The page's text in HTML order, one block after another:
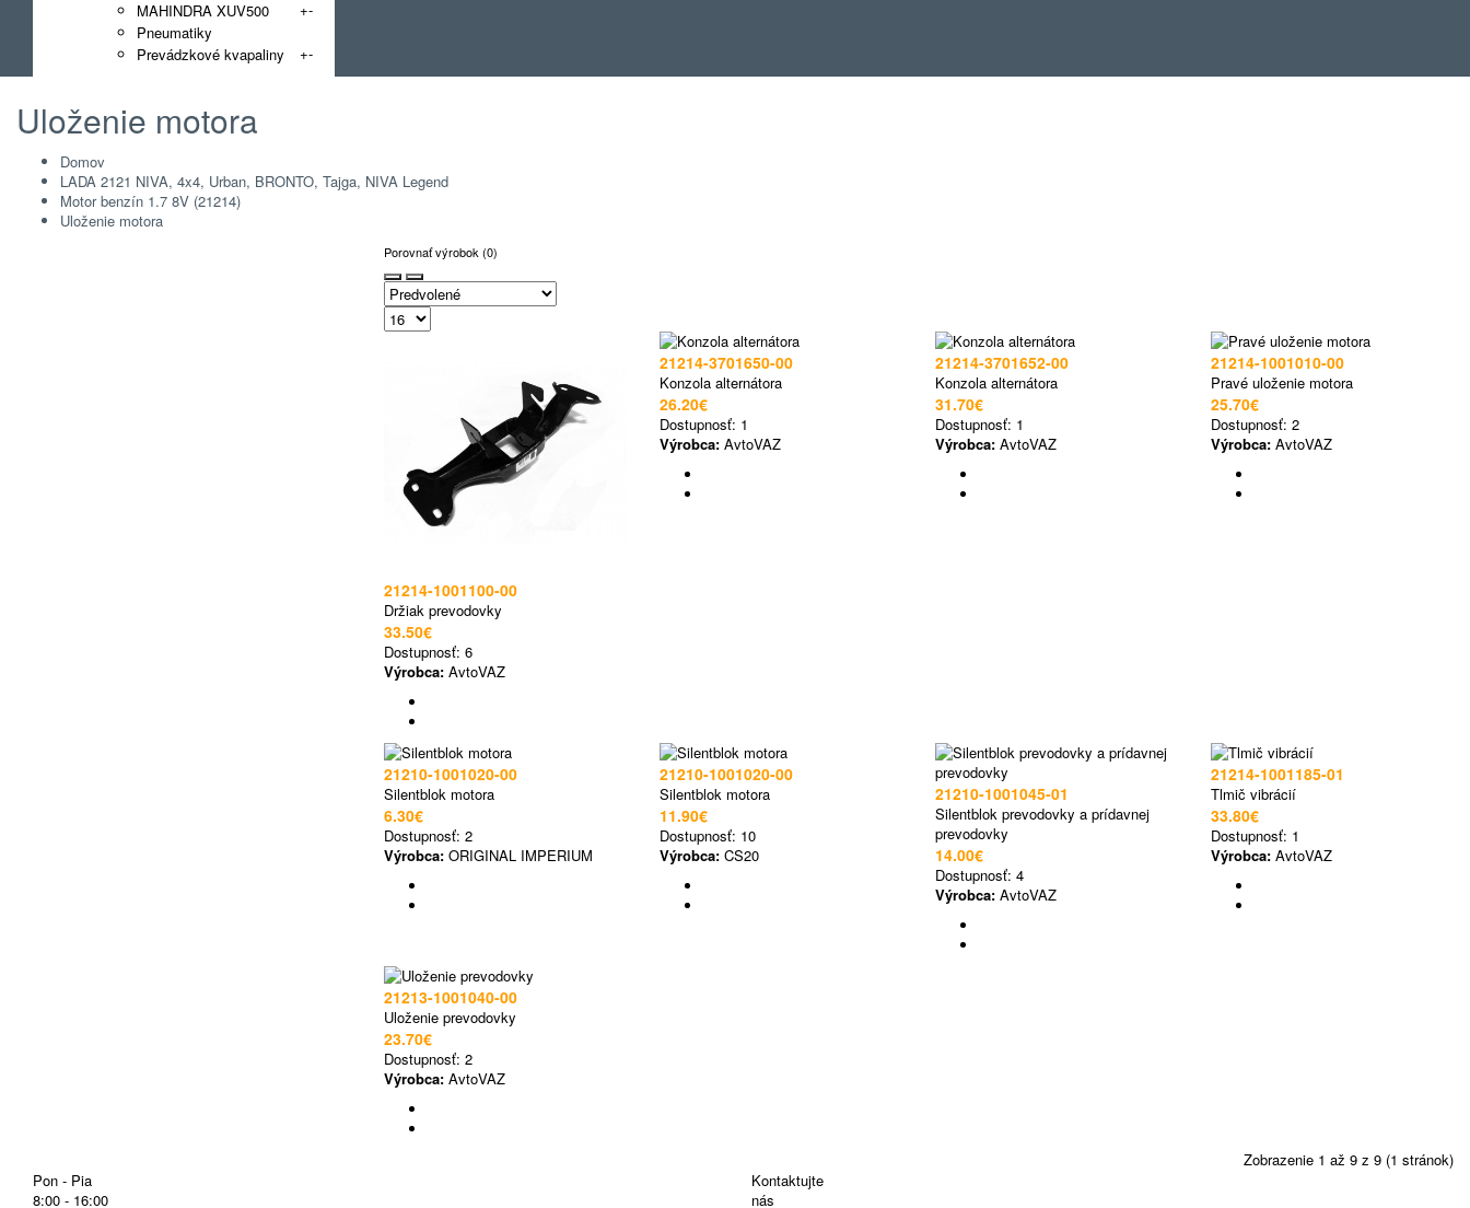
MAHINDRA XUV500
+-
Pneumatiky
Prevádzkové kvapaliny
+-
Uloženie motora
Domov
LADA 2121 NIVA, 4x4, Urban, BRONTO, Tajga, NIVA Legend
Motor benzín 1.7 8V (21214)
Uloženie motora
Porovnať výrobok (0)
21214-1001100-00
Držiak prevodovky
33.50€
Dostupnosť: 6
Výrobca: AvtoVAZ
21214-3701650-00
Konzola alternátora
26.20€
Dostupnosť: 1
Výrobca: AvtoVAZ
21214-3701652-00
Konzola alternátora
31.70€
Dostupnosť: 1
Výrobca: AvtoVAZ
21214-1001010-00
Pravé uloženie motora
25.70€
Dostupnosť: 2
Výrobca: AvtoVAZ
21210-1001020-00
Silentblok motora
6.30€
Dostupnosť: 2
Výrobca: ORIGINAL IMPERIUM
21210-1001020-00
Silentblok motora
11.90€
Dostupnosť: 10
Výrobca: CS20
21210-1001045-01
Silentblok prevodovky a prídavnej
prevodovky
14.00€
Dostupnosť: 4
Výrobca: AvtoVAZ
21214-1001185-01
Tlmič vibrácií
33.80€
Dostupnosť: 1
Výrobca: AvtoVAZ
21213-1001040-00
Uloženie prevodovky
23.70€
Dostupnosť: 2
Výrobca: AvtoVAZ
Zobrazenie 1 až 9 z 9 (1 stránok)
Pon - Pia
8:00 - 16:00
Kontaktujte
nás